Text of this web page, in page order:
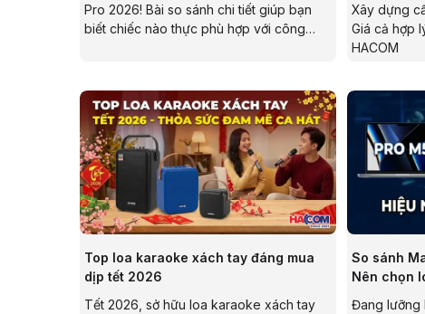
Pro 2026! Bài so sánh chi tiết giúp bạn
biết chiếc nào thực phù hợp với công
Xây dựng
Giá cả hợp
HACOM
Top loa karaoke xách tay đáng mua
dịp tết 2026
Tết 2026, sở hữu loa karaoke xách tay
So sánh
Nên chọn
Đang lưỡng